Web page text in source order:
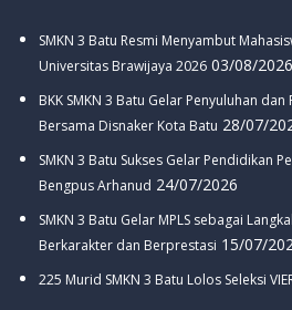
SMKN 3 Batu Resmi Menyambut
Universitas Brawijaya 2026 03/08/2026
BKK SMKN 3 Batu Gelar Penyuluhan
Bersama Disnaker Kota Batu 28/07/
SMKN 3 Batu Sukses Gelar Pendidikan
Bengpus Arhanud 24/07/2026
SMKN 3 Batu Gelar MPLS sebagai
Berkarakter dan Berprestasi 15/07/
225 Murid SMKN 3 Batu Lolos Seleksi